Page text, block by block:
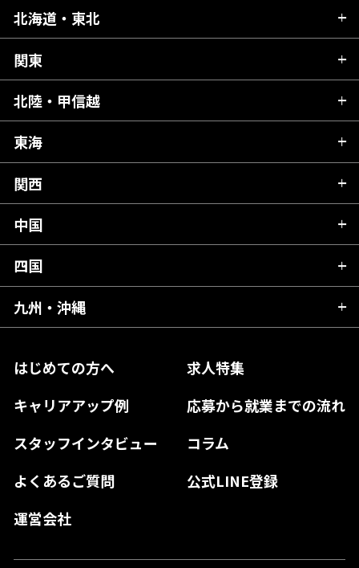
はじめての方へ
求人特集
キャリアアップ例
応募から就業までの流れ
スタッフインタビュー
コラム
よくあるご質問
公式LINE登録
運営会社
北海道・東北
北海道
青森県
秋田県
岩手県
宮城県
福島県
関東
茨城県
栃木県
群馬県
千葉県
東京都
神奈川県
北陸・甲信越
新潟県
富山県
石川県
山梨県
長野県
東海
岐阜県
静岡県
愛知県
関西
滋賀県
京都府
大阪府
奈良県
和歌山県
中国
広島県
岡山県
島根県
山口県
四国
愛媛県
徳島県
九州・沖縄
熊本県
宮崎県